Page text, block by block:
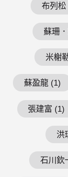
布列
蘇珊
米榭
蘇盈龍 (1)
張建富 (1)
洪
石川欽